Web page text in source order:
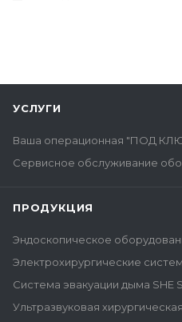
УСЛУГИ
Ваша операционная "ПОД
Сервисное обслуживание
ПРОДУКЦИЯ
Эндоскопическое
Электрохирургические
Система эвакуации дыма SHE
Ультразвуковая